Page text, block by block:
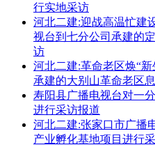
行实地采访
河北二建:迎战高温忙
视台到七分公司承建的
访
河北二建:革命老区焕“
承建的大别山革命老区
寿阳县广播电视台对一
进行采访报道
河北二建:张家口市广播
产业孵化基地项目进行